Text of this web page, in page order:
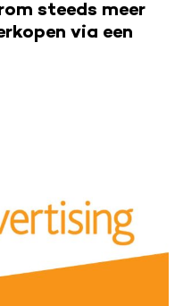
steeds meer
via een